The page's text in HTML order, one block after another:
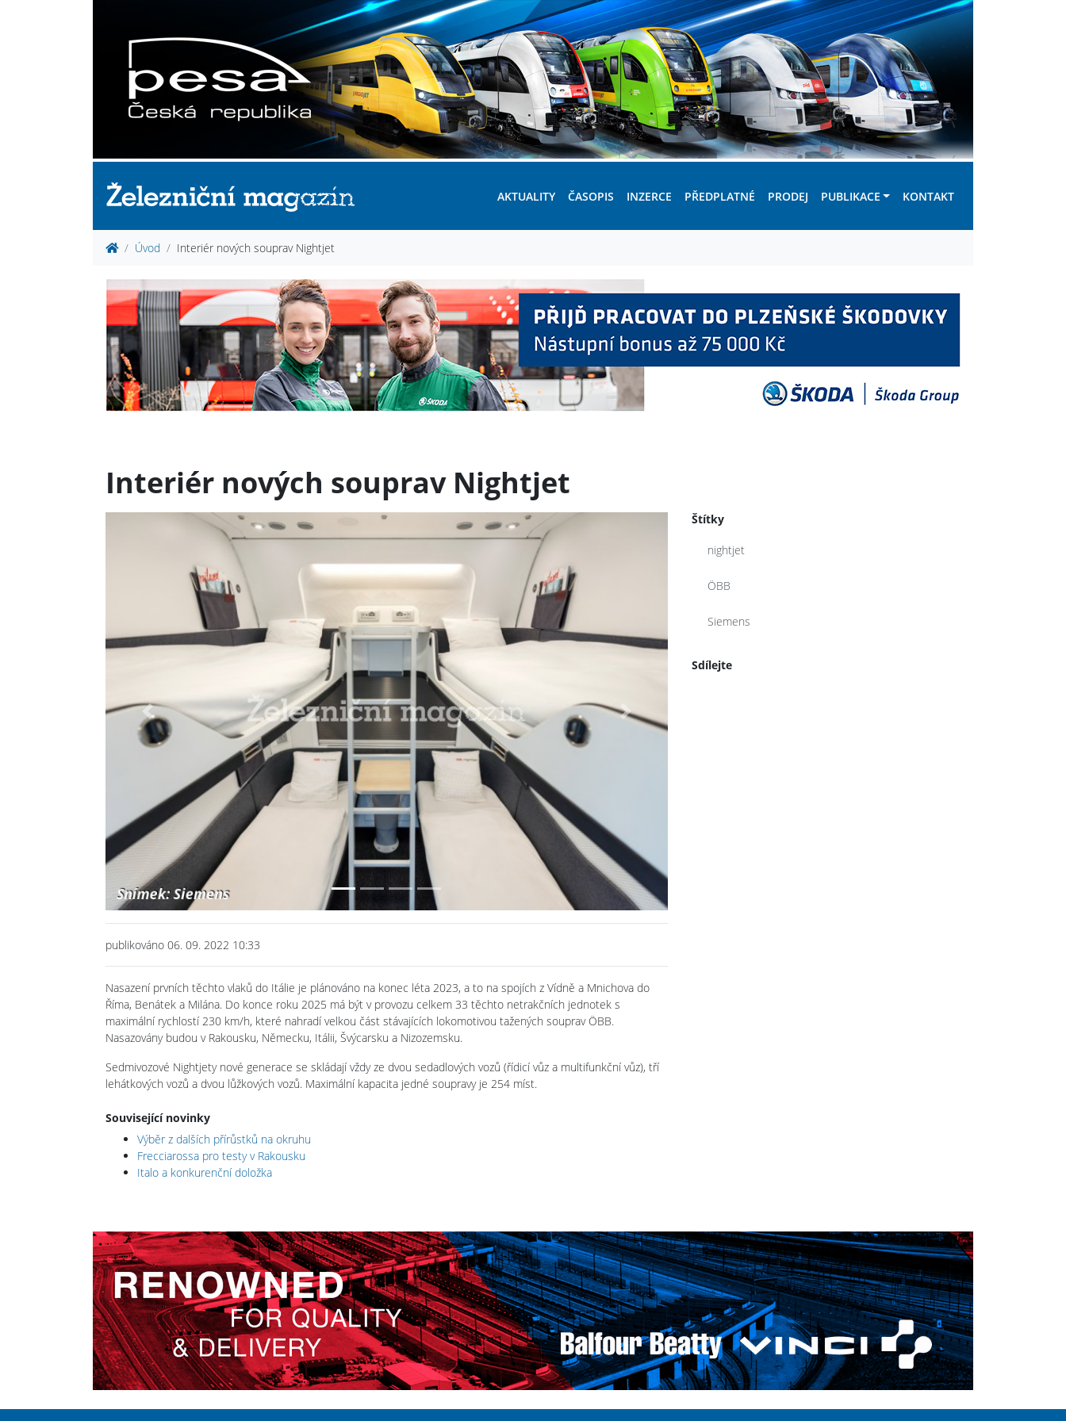
AKTUALITY ČASOPIS INZERCE PŘEDPLATNÉ PRODEJ PUBLIKACE KONTAKT
Úvod Interiér nových souprav Nightjet
Interiér nových souprav Nightjet
Previous Next
publikováno 06. 09. 2022 10:33
Nasazení prvních těchto vlaků do Itálie je plánováno na konec léta 2023, a to na spojích z Vídně a Mnichova do
Říma, Benátek a Milána. Do konce roku 2025 má být v provozu celkem 33 těchto netrakčních jednotek s
maximální rychlostí 230 km/h, které nahradí velkou část stávajících lokomotivou tažených souprav ÖBB.
Nasazovány budou v Rakousku, Německu, Itálii, Švýcarsku a Nizozemsku.
Sedmivozové Nightjety nové generace se skládají vždy ze dvou sedadlových vozů (řídicí vůz a multifunkční vůz), tří
lehátkových vozů a dvou lůžkových vozů. Maximální kapacita jedné soupravy je 254 míst.
Související novinky
Výběr z dalších přírůstků na okruhu
Frecciarossa pro testy v Rakousku
Italo a konkurenční doložka
Štítky
nightjet
ÖBB
Siemens
Sdílejte